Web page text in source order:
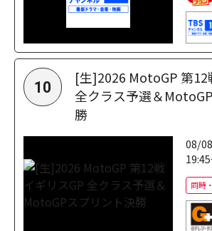
10
[生]2026 MotoGP 第12
全クラス予選＆
勝
08/
同時